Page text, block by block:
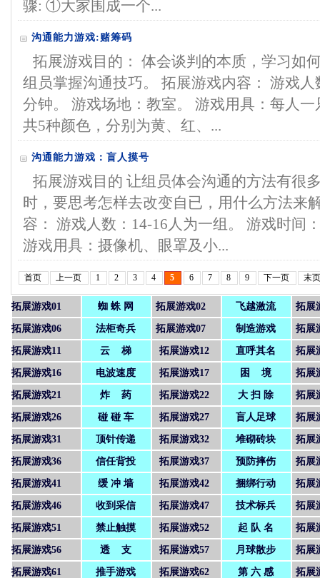
骤: ①大家围成一个...
沟通能力游戏:赌筹码
拓展游戏目的： 体会谈判的本质，学习如
组员掌握沟通技巧。 拓展游戏内容： 游戏
分钟。 游戏场地：教室。 游戏用具：每人
共5种颜色，分别为黄、红、...
沟通能力游戏：盲人摸号
拓展游戏目的 让组员体会沟通的方法有很
时，要思考怎样去改变自已，用什么方法来
容： 游戏人数：14-16人为一组。 游戏时间
游戏用具：摄像机、眼罩及小...
首页 上一页 1 2 3 4 5 6 7 8 9 下一页 末
拓展游戏01 蜘 蛛 网 拓展游戏02 飞越激流 拓
拓展游戏06 法柜奇兵 拓展游戏07 制造游戏 拓
拓展游戏11 云 梯 拓展游戏12 直呼其名 拓
拓展游戏16 电波速度 拓展游戏17 困 境 拓
拓展游戏21 炸 药 拓展游戏22 大 扫 除 拓
拓展游戏26 碰 碰 车 拓展游戏27 盲人足球 拓
拓展游戏31 顶针传递 拓展游戏32 堆砌砖块 拓
拓展游戏36 信任背投 拓展游戏37 预防摔伤 拓
拓展游戏41 缓 冲 墙 拓展游戏42 捆绑行动 拓
拓展游戏46 收到采信 拓展游戏47 技术标兵 拓
拓展游戏51 禁止触摸 拓展游戏52 起 队 名 拓
拓展游戏56 透 支 拓展游戏57 月球散步 拓
拓展游戏61 推手游戏 拓展游戏62 第 六 感 拓